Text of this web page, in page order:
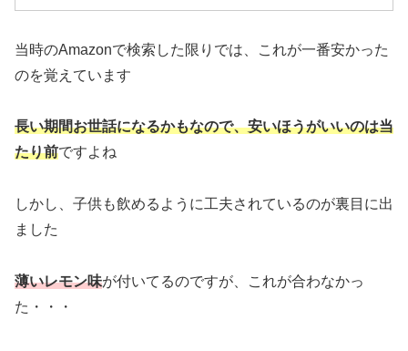
当時のAmazonで検索した限りでは、これが一番安かった
のを覚えています
長い期間お世話になるかもなので、安いほうがいいのは当
たり前ですよね
しかし、子供も飲めるように工夫されているのが裏目に出
ました
薄いレモン味が付いてるのですが、これが合わなかっ
た・・・